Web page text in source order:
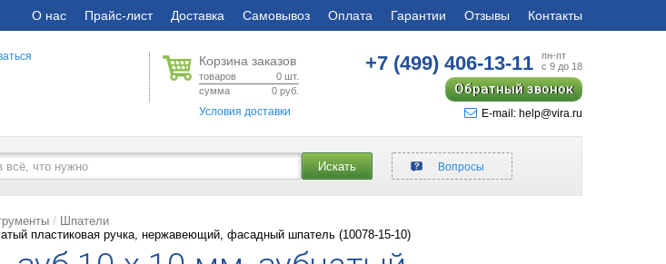
О нас Прайс-лист Доставка Самовывоз Оплата Гарантии Отзывы Контакты
Корзина заказов
товаров 0 шт.
сумма
0 руб.
Условия доставки
+7 (499)406-13-11
пн-пт
с 9 до 18
Обратный звонок
E-mail: help@vira.ru
Искать Вопросы
Шпатели
пластиковая ручка, нержавеющий, фасадный шпатель (10078-15-10)